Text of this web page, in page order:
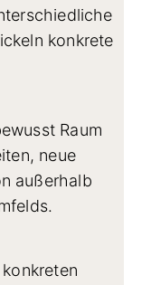
konkrete
Raum
neue
außerhalb